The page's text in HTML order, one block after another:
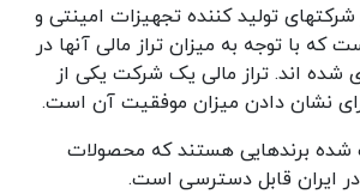
تولید کننده تجهیزات امینتی و
که با توجه به میزان تراز مالی آنها در
بندی شده اند. تراز مالی یک شرکت یکی از
نشان دادن میزان موفقیت آن است.
شده برندهایی هستند که محصولات
در ایران قابل دسترسی است.